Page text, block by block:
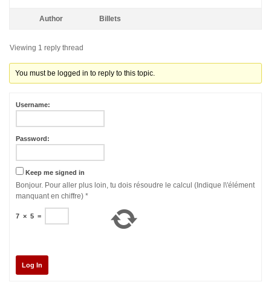
Author Billets
Viewing 1 reply thread
You must be logged in to reply to this topic.
Username:
Password:
Keep me signed in
Bonjour. Pour aller plus loin, tu dois résoudre le calcul (Indique l\'élément
manquant en chiffre) *
7 × 5 =
Log In